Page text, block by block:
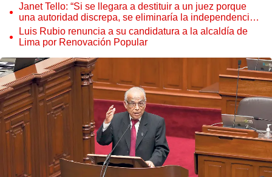
Janet Tello: “Si se llegara a destituir a un juez porque
una autoridad discrepa, se eliminaría la independencia
judicial”
Luis Rubio renuncia a su candidatura a la alcaldía de
Lima por Renovación Popular